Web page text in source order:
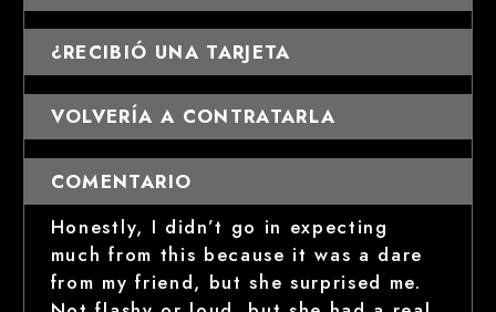
¿RECIBIÓ UNA TARJETA
VOLVERÍA A CONTRATARLA
COMENTARIO
Honestly, I didn’t go in expecting
much from this because it was a dare
from my friend, but she surprised me.